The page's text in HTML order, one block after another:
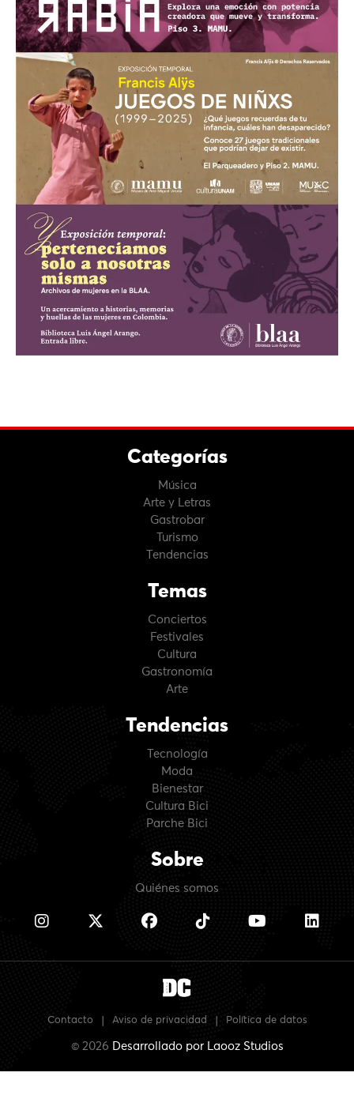
Categorías
Música
Arte y Letras
Gastrobar
Turismo
Tendencias
Temas
Conciertos
Festivales
Cultura
Gastronomía
Arte
Tendencias
Tecnología
Moda
Bienestar
Cultura Bici
Parche Bici
Sobre
Quiénes somos
Contacto Aviso de privacidad Política de datos
© 2026 Desarrollado por Laooz Studios